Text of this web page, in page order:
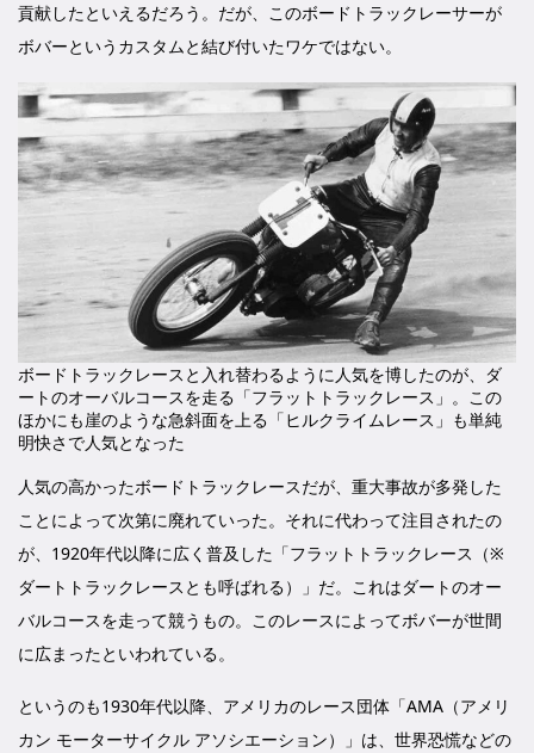
貢献したといえるだろう。だが、このボードトラックレーサーが
ボバーというカスタムと結び付いたワケではない。
ボードトラックレースと入れ替わるように人気を博したのが、ダ
ートのオーバルコースを走る「フラットトラックレース」。この
ほかにも崖のような急斜面を上る「ヒルクライムレース」も単純
明快さで人気となった
人気の高かったボードトラックレースだが、重大事故が多発した
ことによって次第に廃れていった。それに代わって注目されたの
が、1920年代以降に広く普及した「フラットトラックレース（※
ダートトラックレースとも呼ばれる）」だ。これはダートのオー
バルコースを走って競うもの。このレースによってボバーが世間
に広まったといわれている。
というのも1930年代以降、アメリカのレース団体「AMA（アメリ
カン モーターサイクル アソシエーション）」は、世界恐慌などの